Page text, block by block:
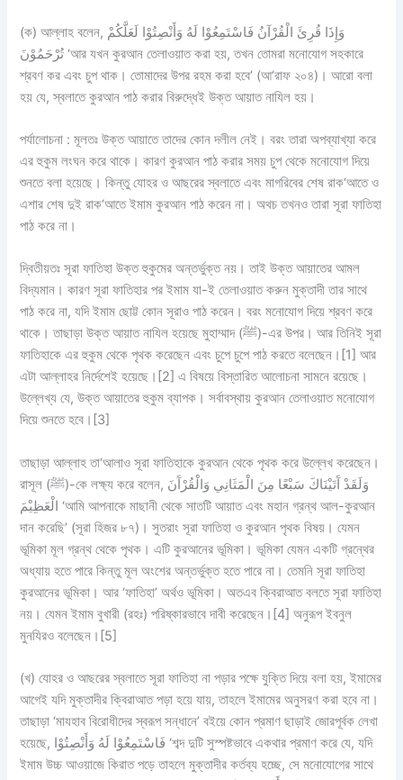
(ক) আল্লাহ বলেন, وَإِذَا قُرِئَ الْقُرْآنُ فَاسْتَمِعُوْا لَهُ وَأَنْصِتُوْا لَعَلَّكُمْ
تُرْحَمُوْنَ ‘আর যখন কুরআন তেলাওয়াত করা হয়, তখন তোমরা মনোযোগ সহকারে
শ্রবণ কর এবং চুপ থাক। তোমাদের উপর রহম করা হবে’ (আ‘রাফ ২০৪)। আরো বলা
হয় যে, স্বলাতে কুরআন পাঠ করার বিরুদ্ধেই উক্ত আয়াত নাযিল হয়।
পর্যালোচনা : মূলতঃ উক্ত আয়াতে তাদের কোন দলীল নেই। বরং তারা অপব্যাখ্যা করে
এর হুকুম লংঘন করে থাকে। কারণ কুরআন পাঠ করার সময় চুপ থেকে মনোযোগ দিয়ে
শুনতে বলা হয়েছে। কিন্তু যোহর ও আছরের স্বলাতে এবং মাগরিবের শেষ রাক‘আতে ও
এশার শেষ দুই রাক‘আতে ইমাম কুরআন পাঠ করেন না। অথচ তখনও তারা সূরা ফাতিহা
পাঠ করে না।
দ্বিতীয়তঃসূরা ফাতিহা উক্ত হুকুমের অন্তর্ভুক্ত নয়। তাই উক্ত আয়াতের আমল
বিদ্যমান। কারণ সূরা ফাতিহার পর ইমাম যা-ই তেলাওয়াত করুন মুক্তাদী তার সাথে
পাঠ করে না, যদি ইমাম ছোট্ট কোন সূরাও পাঠ করেন। বরং মনোযোগ দিয়ে শ্রবণ করে
থাকে। তাছাড়া উক্ত আয়াত নাযিল হয়েছে মুহাম্মাদ (ﷺ)-এর উপর। আর তিনিই সূরা
ফাতিহাকে এর হুকুম থেকে পৃথক করেছেন এবং চুপে চুপে পাঠ করতে বলেছেন।[1] আর
এটা আল্লাহর নির্দেশেই হয়েছে।[2] এ বিষয়ে বিস্তারিত আলোচনা সামনে রয়েছে।
উল্লেখ্য যে, উক্ত আয়াতের হুকুম ব্যাপক। সর্বাবস্থায় কুরআন তেলাওয়াত মনোযোগ
দিয়ে শুনতে হবে।[3]
তাছাড়া আল্লাহ তা‘আলাও সূরা ফাতিহাকে কুরআন থেকে পৃথক করে উল্লেখ করেছেন।
রাসূল (ﷺ)-কে লক্ষ্য করে বলেন, وَلَقَدْ آَتَيْنَاكَ سَبْعًا مِنَ الْمَثَانِي وَالْقُرْآَنَ
الْعَظِيْمَ ‘আমি আপনাকে মাছানী থেকে সাতটি আয়াত এবং মহান গ্রন্থ আল-কুরআন
দান করেছি’ (সূরা হিজর ৮৭)। সুতরাং সূরা ফাতিহা ও কুরআন পৃথক বিষয়। যেমন
ভূমিকা মূল গ্রন্থ থেকে পৃথক। এটি কুরআনের ভূমিকা। ভূমিকা যেমন একটি গ্রন্থের
অধ্যায় হতে পারে কিন্তু মূল অংশের অন্তর্ভুক্ত হতে পারে না। তেমনি সূরা ফাতিহা
কুরআনের ভূমিকা। আর ‘ফাতিহা’ অর্থও ভূমিকা। অতএব ক্বিরাআত বলতে সূরা ফাতিহা
নয়। যেমন ইমাম বুখারী (রহঃ) পরিষ্কারভাবে দাবী করেছেন।[4] অনুরূপ ইবনুল
মুনযিরও বলেছেন।[5]
(খ) যোহর ও আছরের স্বলাতে সূরা ফাতিহা না পড়ার পক্ষে যুক্তি দিয়ে বলা হয়, ইমামের
আগেই যদি মুক্তাদীর ক্বিরাআত পড়া হয়ে যায়, তাহলে ইমামের অনুসরণ করা হবে না।
তাছাড়া ‘মাযহাব বিরোধীদের স্বরূপ সন্ধানে’ বইয়ে কোন প্রমাণ ছাড়াই জোরপূর্বক লেখা
হয়েছে, فَاسْتَمِعُوْا لَهُ وَأَنْصِتُوْا ‘শব্দ দুটি সুস্পষ্টভাবে একথার প্রমাণ করে যে, যদি
ইমাম উচ্চ আওয়াজে কিরাত পড়ে তাহলে মুক্তাদীর কর্তব্য হচ্ছে, সে মনোযোগের সাথে